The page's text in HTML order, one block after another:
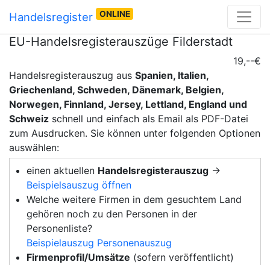
Handelsregister ONLINE
EU-Handelsregisterauszüge Filderstadt
19,--€
Handelsregisterauszug aus Spanien, Italien,
Griechenland, Schweden, Dänemark, Belgien,
Norwegen, Finnland, Jersey, Lettland, England und
Schweiz schnell und einfach als Email als PDF-Datei
zum Ausdrucken. Sie können unter folgenden Optionen
auswählen:
einen aktuellen Handelsregisterauszug →
Beispielsauszug öffnen
Welche weitere Firmen in dem gesuchtem Land
gehören noch zu den Personen in der
Personenliste?
Beispielauszug Personenauszug
Firmenprofil/Umsätze (sofern veröffentlicht)